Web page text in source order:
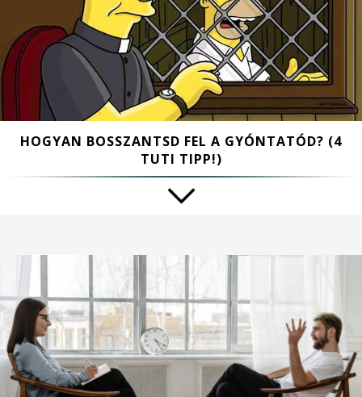
HOGYAN BOSSZANTSD FEL A GYÓNTATÓD? (4
TUTI TIPP!)